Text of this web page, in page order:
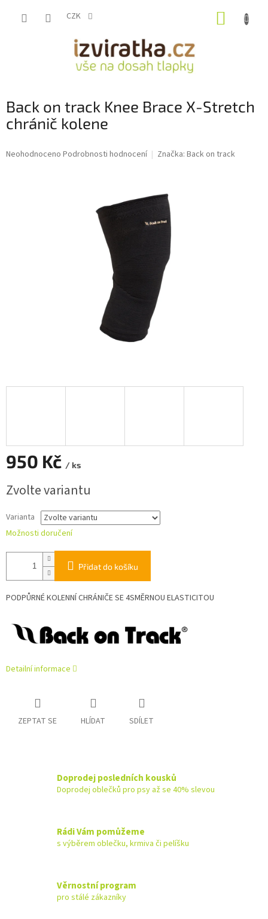
CZK
Back on track Knee Brace X-Stretch
chránič kolene
Průměrné
Neohodnoceno Podrobnosti hodnocení Značka: Back on track
950 Kč / ks
cena:
Zvolte variantu
Varianta
Možnosti doručení
Přidat do košíku
PODPŮRNÉ KOLENNÍ CHRÁNIČE SE 4SMĚRNOU ELASTICITOU
Detailní informace
ZEPTAT SE HLÍDAT SDÍLET
Doprodej posledních kousků
Doprodej oblečků pro psy až se 40% slevou
Rádi Vám pomůžeme
s výběrem oblečku, krmiva či pelíšku
Věrnostní program
pro stálé zákazníky